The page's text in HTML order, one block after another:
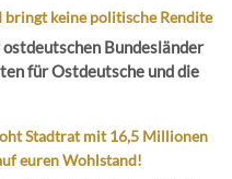
keine politische Rendite
Bundesländer
für Ostdeutsche und die
Stadtrat mit 16,5 Millionen
euren Wohlstand!